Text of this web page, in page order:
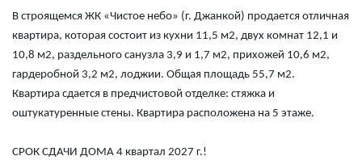
В строящемся ЖК «Чистое небо» (г. Джанкой) продается отличная
квартира, которая состоит из кухни 11,5 м2, двух комнат 12,1 и
10,8 м2, раздельного санузла 3,9 и 1,7 м2, прихожей 10,6 м2,
гардеробной 3,2 м2, лоджии. Общая площадь 55,7 м2.
Квартира сдается в предчистовой отделке: стяжка и
оштукатуренные стены. Квартира расположена на 5 этаже.
СРОК СДАЧИ ДОМА 4 квартал 2027 г.!